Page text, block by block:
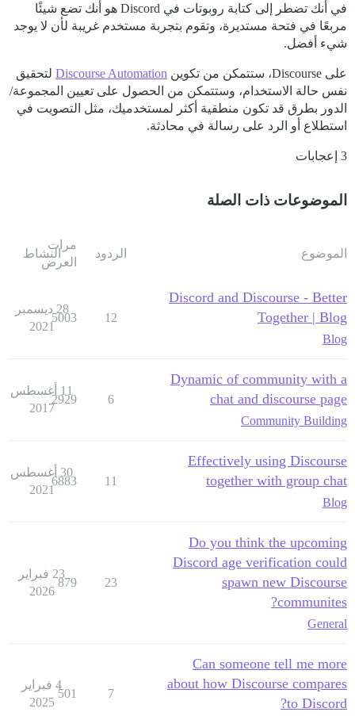
في أنك تضطر إلى كتابة روبوتات في Discord هو أنك تضع شيئًا
مربعًا في فتحة مستديرة، وتقوم بتجربة مستخدم غريبة لأن لا يوجد
شيء أفضل.
على Discourse، ستتمكن من تكوين Discourse Automation لتحقيق
نفس حالة الاستخدام، وستتمكن من الحصول على تعيين المجموعة/
الدور بطرق قد تكون منطقية أكثر لمستخدميك، مثل التصويت في
استطلاع أو الرد على رسالة في محادثة.
3 إعجابات
الموضوعات ذات الصلة
الموضوع الردود
مرات
العرض
النشاط
Discord and Discourse - Better
Together | Blog
Blog
12
5003
28 ديسمبر
2021
Dynamic of community with a
chat and discourse page
Community Building
6
2929
11 أغسطس
2017
Effectively using Discourse
together with group chat
Blog
11
6883
30 أغسطس
2021
Do you think the upcoming
Discord age verification could
spawn new Discourse
communites?
General
23
879
23 فبراير
2026
Can someone tell me more
about how Discourse compares
to Discord?
7
501
4 فبراير
2025